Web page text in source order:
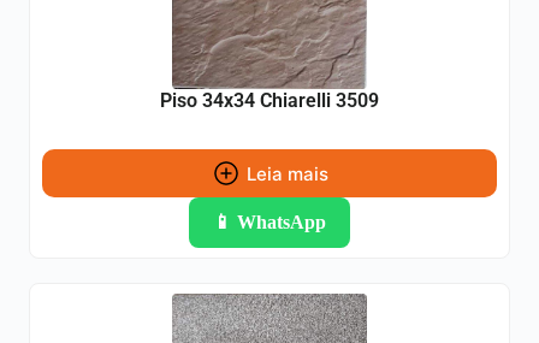
Piso 34x34 Chiarelli 3509
Leia mais
📱 WhatsApp